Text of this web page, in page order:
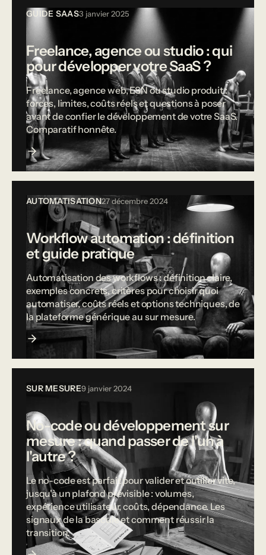
GUIDE SAAS3 janvier 2025
Freelance, agence ou studio : qui
pour développer votre SaaS ?
Freelance, agence web, ESN ou studio produit :
forces, limites, coûts réels et questions à poser
avant de confier le développement de votre SaaS.
Comparatif honnête.
AUTOMATISATION27 décembre 2024
Workflow automation : définition
et guide pratique
Automatisation des workflows : définition claire,
exemples concrets, critères pour choisir quoi
automatiser, coûts réels et options techniques, de
la plateforme générique au sur mesure.
SUR MESURE9 janvier 2024
No-code ou développement sur
mesure : quand passer de l'un à
l'autre ?
Le no-code est parfait pour valider et outiller vite,
jusqu'à un plafond prévisible : volumes,
expérience utilisateur, coûts, dépendance. Les
signaux de la bascule et comment réussir la
transition.